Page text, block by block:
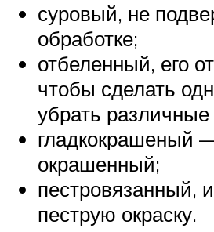
суровый, не
обработке;
отбеленный, его
чтобы сделать
убрать
гладкокрашеный
окрашенный;
пестровязанный,
пеструю окраску.